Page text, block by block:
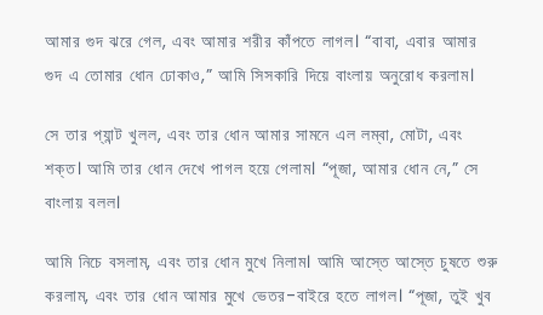
আমার গুদ ঝরে গেল, এবং আমার শরীর কাঁপতে লাগল। “বাবা, এবার আমার
গুদ এ তোমার ধোন ঢোকাও,” আমি সিসকারি দিয়ে বাংলায় অনুরোধ করলাম।
সে তার প্যান্ট খুলল, এবং তার ধোন আমার সামনে এল লম্বা, মোটা, এবং
শক্ত। আমি তার ধোন দেখে পাগল হয়ে গেলাম। “পূজা, আমার ধোন নে,” সে
বাংলায় বলল।
আমি নিচে বসলাম, এবং তার ধোন মুখে নিলাম। আমি আস্তে আস্তে চুষতে শুরু
করলাম, এবং তার ধোন আমার মুখে ভেতর-বাইরে হতে লাগল। “পূজা, তুই খুব